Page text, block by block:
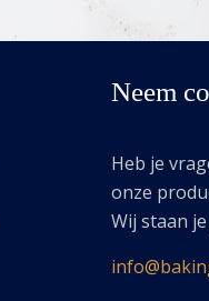
Neem
Heb je
onze
Wij staan